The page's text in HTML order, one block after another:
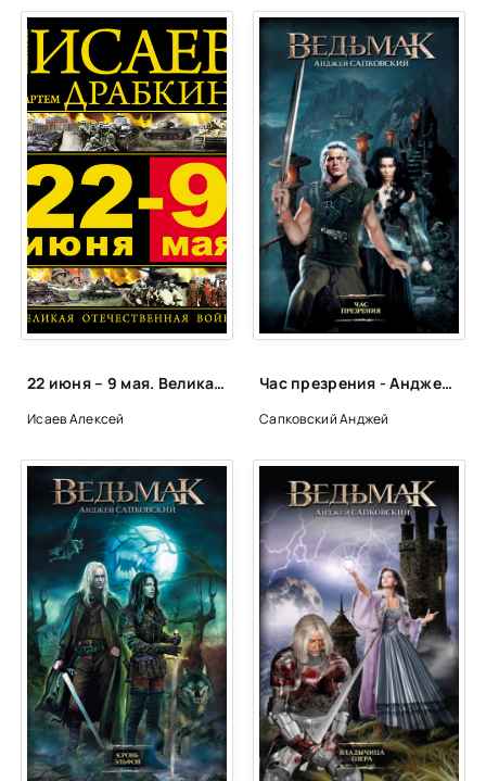
22 июня – 9 мая. Великая Отечественная война - Алексей Исаев, Артём Драбкин
Исаев Алексей
Час презрения - Анджей Сапковский
Сапковский Анджей